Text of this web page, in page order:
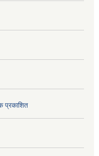
प्रकाशित